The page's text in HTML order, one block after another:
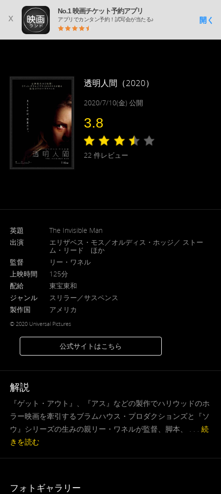
x
No.1 映画チケット予約アプリ
アプリでカンタン予約！試写会が当たる♪ 開く
透明人間（2020）
2020/7/10(金) 公開
3.8
22 件レビュー
英題
The Invisible Man
出演
エリザベス・モス／オルディス・ホッジ／ ストー
ム・リード ほか
監督
リー・ワネル
上映時間
125分
配給
東宝東和
ジャンル
スリラー／サスペンス
製作国
アメリカ
© 2020 Universal Pictures
公式サイトはこちら
解説
『ゲット・アウト』、『アス』などの製作でハリウッドのホ
ラー映画を牽引するブラムハウス・プロダクションズと『ソ
ウ』シリーズの生みの親リー・ワネルが監督、脚本、 . . . 続
きを読む
フォトギャラリー